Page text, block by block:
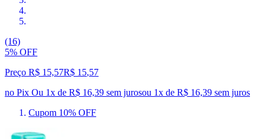
(16)
5% OFF
Preço R$ 15,57R$ 15,57
no Pix Ou 1x de R$ 16,39 sem jurosou 1x de R$ 16,39 sem juros
Cupom 10% OFF